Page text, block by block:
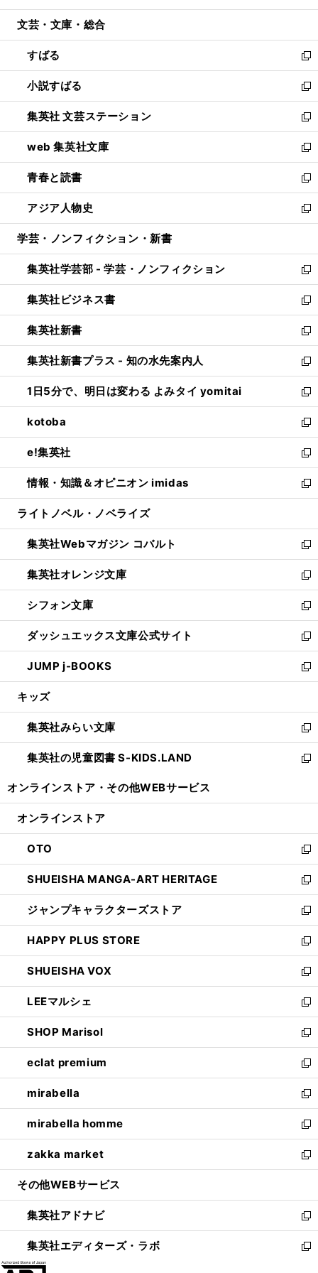
開
ウ
開
く
ン
ウ
で
開
く
ウ
ン
ド
ウ
で
開
く
文芸・文庫・総合
すばる
新
し
い
ウ
ィ
ン
ド
ウ
で
開
く
小説すばる
新
し
い
ウ
ィ
ン
ド
ウ
で
開
集英社 文芸ステーション
新
し
い
ウ
ィ
ン
ド
ウ
開
く
web 集英社文庫
新
し
い
ウ
ィ
ン
ウ
で
開
く
青春と読書
新
し
い
ウ
ン
ド
ウ
で
開
く
アジア人物史
新
し
ウ
ィ
ン
ド
ウ
で
開
く
学芸・ノンフィクション・新書
集英社学芸部 - 学芸・ノンフィクション
新
し
い
ウ
ィ
ン
ド
ウ
で
開
く
集英社ビジネス書
新
し
い
ウ
ィ
ン
ド
ウ
で
開
く
集英社新書
新
し
い
ウ
ィ
ン
ド
ウ
で
開
く
集英社新書プラス - 知の水先案内人
新
し
い
ウ
ィ
ン
ド
ウ
で
開
1日5分で、明日は変わる よみタイ yomitai
新
し
い
ウ
ィ
ン
ド
ウ
開
く
kotoba
新
し
い
ウ
ィ
ン
ウ
で
開
く
e!集英社
新
し
い
ウ
ン
ド
ウ
で
開
く
情報・知識＆オピニオン imidas
新
し
ウ
ィ
ン
ド
ウ
で
開
く
ライトノベル・ノベライズ
集英社Webマガジン コバルト
新
し
い
ウ
ィ
ン
ド
ウ
で
開
集英社オレンジ文庫
新
し
い
ウ
ィ
ン
ド
ウ
開
く
シフォン文庫
新
し
い
ウ
ィ
ン
ウ
で
開
く
ダッシュエックス文庫公式サイト
新
し
い
ウ
ン
ド
ウ
で
JUMP j-BOOKS
新
し
ウ
ィ
ン
ド
開
キッズ
集英社みらい文庫
新
し
い
ン
ウ
で
開
く
集英社の児童図書 S-KIDS.LAND
新
ウ
ン
ド
ウ
で
開
く
オンラインストア・ その他WEBサービス
オンラインストア
OTO
新
し
い
ウ
ィ
ン
ド
ウ
で
開
く
SHUEISHA MANGA-ART HERITAGE
新
し
い
ウ
ィ
ン
ド
ウ
で
開
く
ジャンプキャラクターズストア
新
し
い
ウ
ィ
ン
ド
ウ
で
開
く
HAPPY PLUS STORE
新
し
い
ウ
ィ
ン
ド
ウ
で
開
く
SHUEISHA VOX
新
し
い
ウ
ィ
ン
ド
ウ
で
開
く
LEEマルシェ
新
し
い
ウ
ィ
ン
ド
ウ
で
開
く
SHOP Marisol
新
し
い
ウ
ィ
ン
ド
ウ
で
開
eclat premium
新
し
い
ウ
ィ
ン
ド
ウ
開
く
mirabella
新
し
い
ウ
ィ
ン
ウ
で
開
く
mirabella homme
新
し
い
ウ
ン
ド
ウ
で
zakka market
新
し
ウ
ィ
ン
ド
その他WEBサービス
集英社アドナビ
新
し
い
集英社エディターズ・ラボ
新